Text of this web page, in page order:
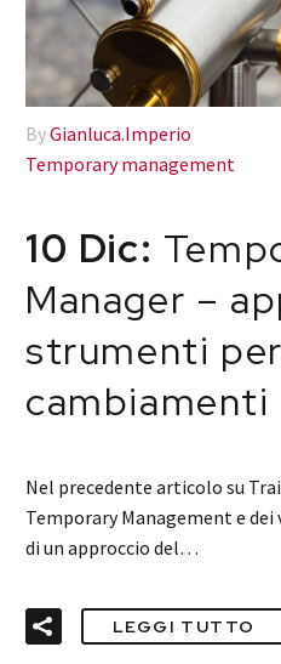
ByGianluca.Imperio
Temporary management
10 Dic:
Manager –
strumenti
cambiamenti
Nel precedente articolo su
Temporary Management e
di un approccio del…
LEGGI TUTTO